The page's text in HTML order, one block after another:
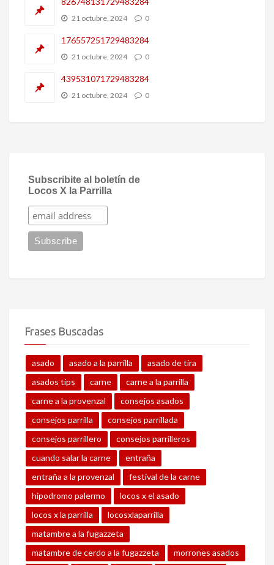
21 octubre, 2024 0
176557251729483284
21 octubre, 2024 0
439531071729483284
21 octubre, 2024 0
Subscribite al boletín de
Locos X la Parrilla
Frases Buscadas
asado asado a la parrilla
asado de tira
asados tips
carne
carne a la parrilla
carne a la provenzal
consejos asados
consejos parrilla
consejos parrillada
consejos parrillero
consejos parrilleros
cuando salar la carne
entraña
entraña a la provenzal
festival de la carne
hipodromo palermo
locos x el asado
locos x la parrilla
locosxlaparrilla
matambre a la fugazzeta
matambre de cerdo a la fugazzeta
morrones asados